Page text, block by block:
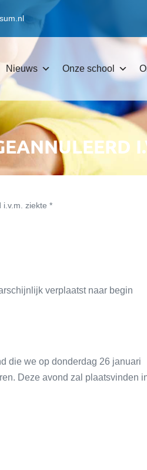
Nieuws Onze school
i.v.m. ziekte *
verplaatst naar begin
die we op donderdag 26 januari
Deze avond zal plaatsvinden